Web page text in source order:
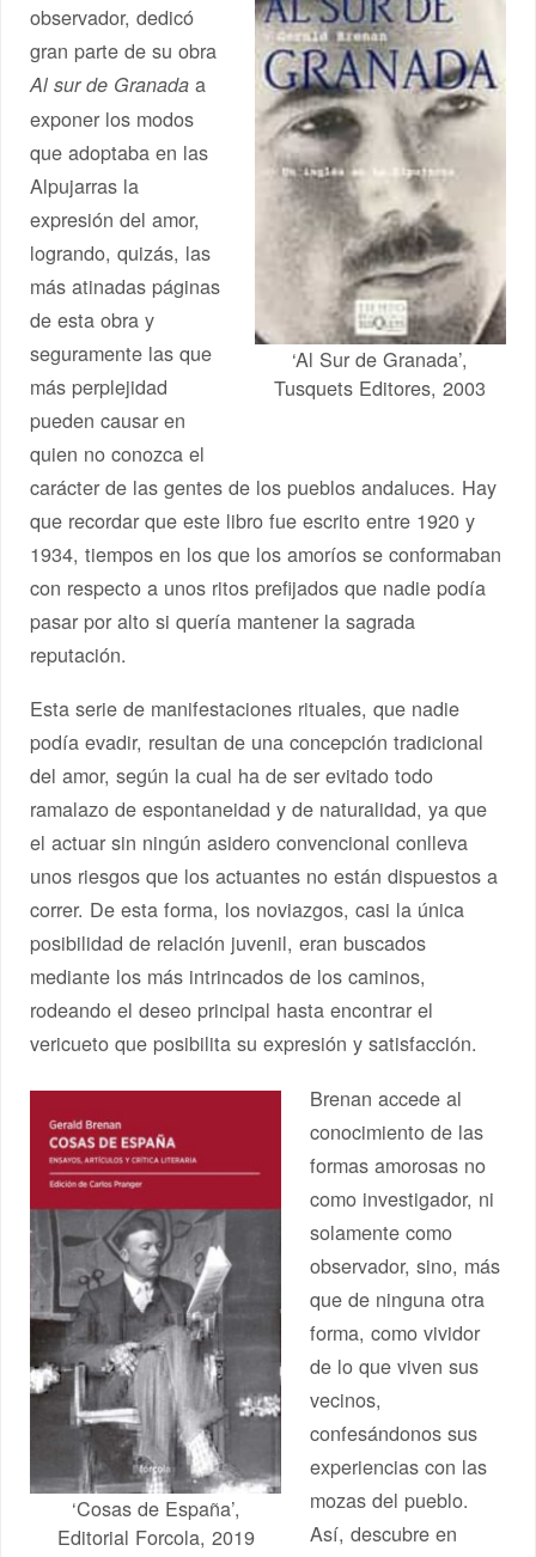
‘Al Sur de Granada’,
Tusquets Editores, 2003
observador, dedicó
gran parte de su obra
Al sur de Granada a
exponer los modos
que adoptaba en las
Alpujarras la
expresión del amor,
logrando, quizás, las
más atinadas páginas
de esta obra y
seguramente las que
más perplejidad
pueden causar en
quien no conozca el
carácter de las gentes de los pueblos andaluces. Hay
que recordar que este libro fue escrito entre 1920 y
1934, tiempos en los que los amoríos se conformaban
con respecto a unos ritos prefijados que nadie podía
pasar por alto si quería mantener la sagrada
reputación.
Esta serie de manifestaciones rituales, que nadie
podía evadir, resultan de una concepción tradicional
del amor, según la cual ha de ser evitado todo
ramalazo de espontaneidad y de naturalidad, ya que
el actuar sin ningún asidero convencional conlleva
unos riesgos que los actuantes no están dispuestos a
correr. De esta forma, los noviazgos, casi la única
posibilidad de relación juvenil, eran buscados
mediante los más intrincados de los caminos,
rodeando el deseo principal hasta encontrar el
vericueto que posibilita su expresión y satisfacción.
‘Cosas de España’,
Editorial Forcola, 2019
Brenan accede al
conocimiento de las
formas amorosas no
como investigador, ni
solamente como
observador, sino, más
que de ninguna otra
forma, como vividor
de lo que viven sus
vecinos,
confesándonos sus
experiencias con las
mozas del pueblo.
Así, descubre en